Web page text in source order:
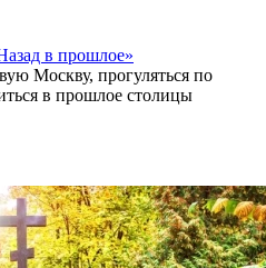
в прошлое»
Москву, прогуляться по
в прошлое столицы